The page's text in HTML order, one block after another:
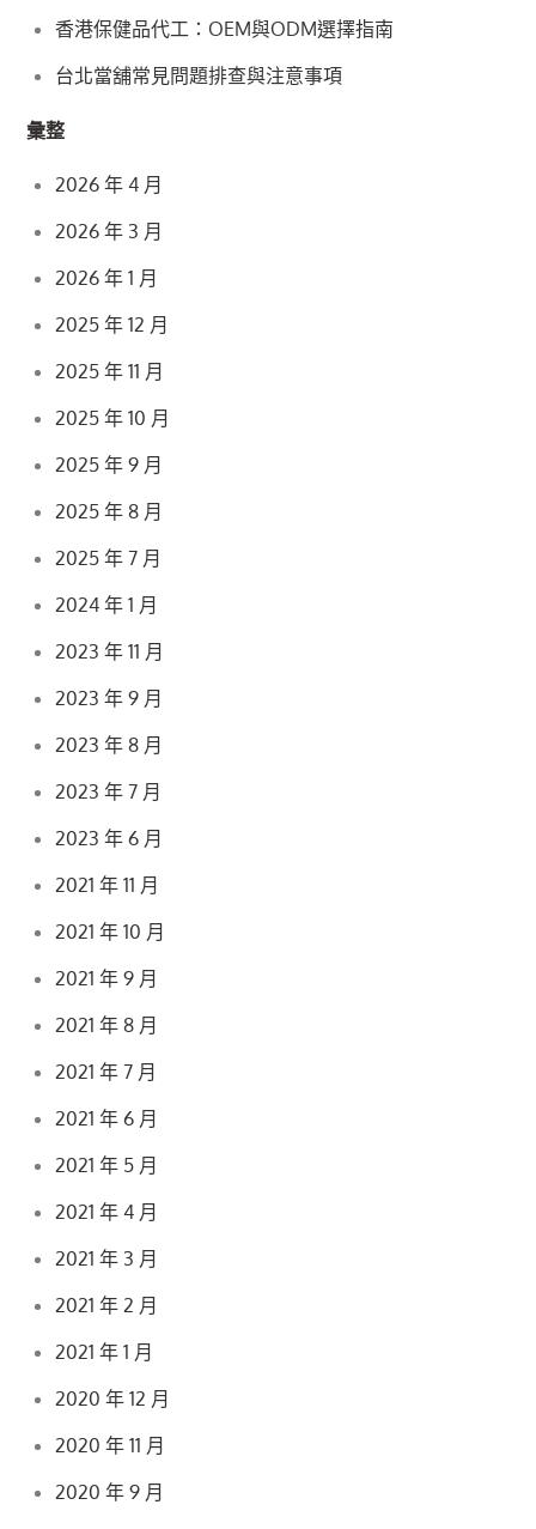
香港保健品代工：OEM與ODM選擇指南
台北當舖常見問題排查與注意事項
彙整
2026 年 4 月
2026 年 3 月
2026 年 1 月
2025 年 12 月
2025 年 11 月
2025 年 10 月
2025 年 9 月
2025 年 8 月
2025 年 7 月
2024 年 1 月
2023 年 11 月
2023 年 9 月
2023 年 8 月
2023 年 7 月
2023 年 6 月
2021 年 11 月
2021 年 10 月
2021 年 9 月
2021 年 8 月
2021 年 7 月
2021 年 6 月
2021 年 5 月
2021 年 4 月
2021 年 3 月
2021 年 2 月
2021 年 1 月
2020 年 12 月
2020 年 11 月
2020 年 9 月